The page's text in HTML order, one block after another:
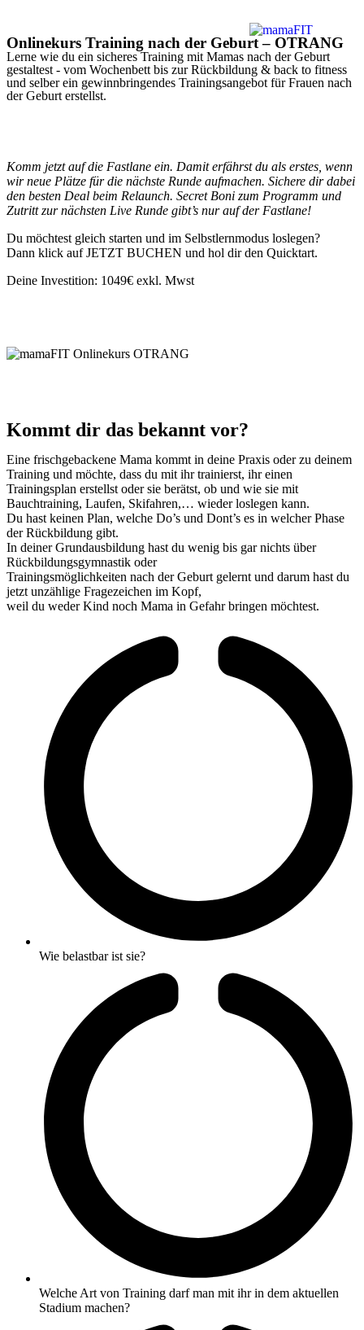
Onlinekurs Training nach der Geburt – OTRANG
Lerne wie du ein sicheres Training mit Mamas nach der Geburt
gestaltest - vom Wochenbett bis zur Rückbildung & back to fitness
und selber ein gewinnbringendes Trainingsangebot für Frauen nach
der Geburt erstellst.
Komm jetzt auf die Fastlane ein. Damit erfährst du als erstes, wenn
wir neue Plätze für die nächste Runde aufmachen. Sichere dir dabei
den besten Deal beim Relaunch. Secret Boni zum Programm und
Zutritt zur nächsten Live Runde gibt’s nur auf der Fastlane!
Du möchtest gleich starten und im Selbstlernmodus loslegen?
Dann klick auf JETZT BUCHEN und hol dir den Quicktart.
Deine Investition: 1049€ exkl. Mwst
Kommt dir das bekannt vor?
Eine frischgebackene Mama kommt in deine Praxis oder zu deinem
Training und möchte, dass du mit ihr trainierst, ihr einen
Trainingsplan erstellst oder sie berätst, ob und wie sie mit
Bauchtraining, Laufen, Skifahren,… wieder loslegen kann.
Du hast keinen Plan, welche Do’s und Dont’s es in welcher Phase
der Rückbildung gibt.
In deiner Grundausbildung hast du wenig bis gar nichts über
Rückbildungsgymnastik oder
Trainingsmöglichkeiten nach der Geburt gelernt und darum hast du
jetzt unzählige Fragezeichen im Kopf,
weil du weder Kind noch Mama in Gefahr bringen möchtest.
Wie belastbar ist sie?
Welche Art von Training darf man mit ihr in dem aktuellen
Stadium machen?